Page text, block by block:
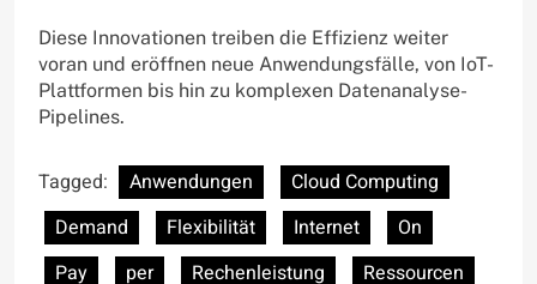
Diese Innovationen treiben die Effizienz weiter
voran und eröffnen neue Anwendungsfälle, von IoT-
Plattformen bis hin zu komplexen Datenanalyse-
Pipelines.
Tagged: Anwendungen
Cloud Computing
Demand
Flexibilität Internet
On
Pay
per Rechenleistung
Ressourcen